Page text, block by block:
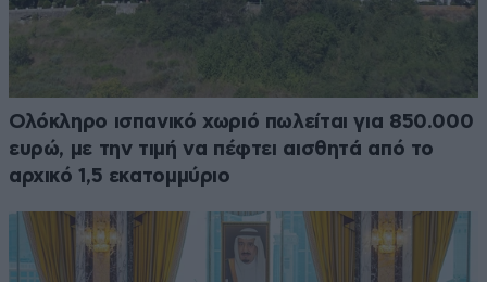
Ολόκληρο ισπανικό χωριό πωλείται για 850.000
ευρώ, με την τιμή να πέφτει αισθητά από το
αρχικό 1,5 εκατομμύριο